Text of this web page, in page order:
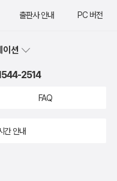
출판사 안내 PC 버전
이션
2514
FAQ
간 안내